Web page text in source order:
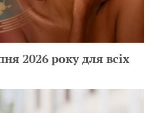
2026 року для всіх